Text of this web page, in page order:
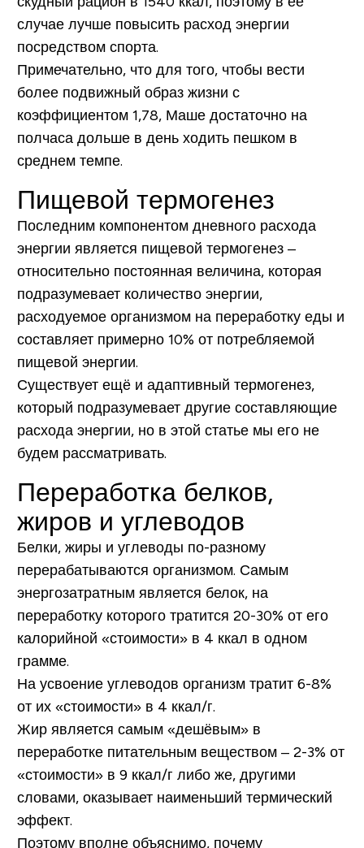
случае лучше повысить расход энергии
посредством спорта.
Примечательно, что для того, чтобы вести
более подвижный образ жизни с
коэффициентом 1,78, Маше достаточно на
полчаса дольше в день ходить пешком в
среднем темпе.
Пищевой термогенез
Последним компонентом дневного расхода
энергии является пищевой термогенез –
относительно постоянная величина, которая
подразумевает количество энергии,
расходуемое организмом на переработку еды и
составляет примерно 10% от потребляемой
пищевой энергии.
Существует ещё и адаптивный термогенез,
который подразумевает другие составляющие
расхода энергии, но в этой статье мы его не
будем рассматривать.
Переработка белков,
жиров и углеводов
Белки, жиры и углеводы по-разному
перерабатываются организмом. Самым
энергозатратным является белок, на
переработку которого тратится 20-30% от его
калорийной «стоимости» в 4 ккал в одном
грамме.
На усвоение углеводов организм тратит 6-8%
от их «стоимости» в 4 ккал/г.
Жир является самым «дешёвым» в
переработке питательным веществом – 2-3% от
«стоимости» в 9 ккал/г либо же, другими
словами, оказывает наименьший термический
эффект.
Поэтому вполне объяснимо, почему